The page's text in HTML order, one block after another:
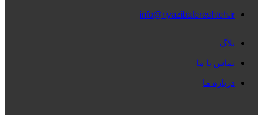
info@riyazibafereshteh.ir
بلاگ
تماس با ما
درباره ما